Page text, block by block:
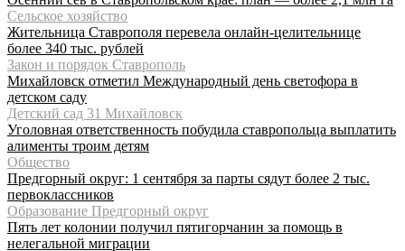
Сельское хозяйство
Жительница Ставрополя перевела онлайн-целительнице
более 340 тыс. рублей
Закон и порядок Ставрополь
Михайловск отметил Международный день светофора в
детском саду
Детский сад 31 Михайловск
Уголовная ответственность побудила ставропольца выплатить
алименты троим детям
Общество
Предгорный округ: 1 сентября за парты сядут более 2 тыс.
первоклассников
Образование Предгорный округ
Пять лет колонии получил пятигорчанин за помощь в
нелегальной миграции